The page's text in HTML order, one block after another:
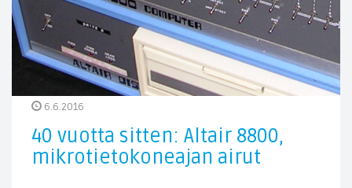
6.6.2016
40 vuotta sitten: Altair 8800,
mikrotietokoneajan airut